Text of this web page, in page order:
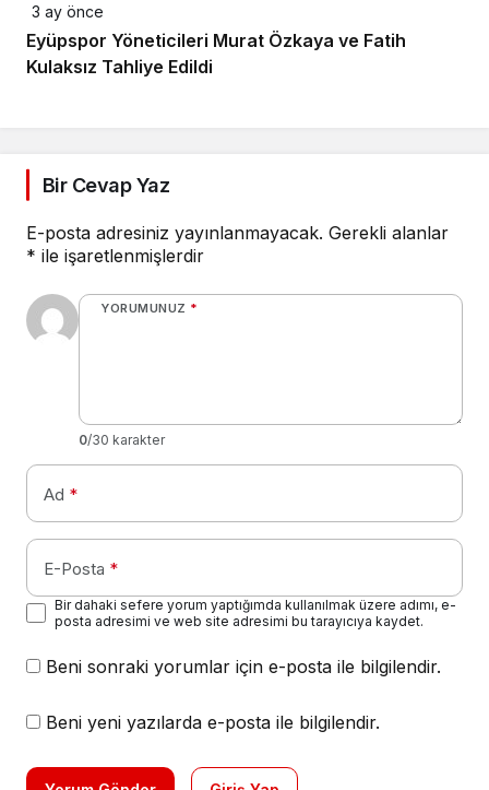
3 ay önce
Eyüpspor Yöneticileri Murat Özkaya ve Fatih
Kulaksız Tahliye Edildi
Bir Cevap Yaz
E-posta adresiniz yayınlanmayacak. Gerekli alanlar
* ile işaretlenmişlerdir
YORUMUNUZ *
0/30 karakter
Ad *
E-Posta *
Bir dahaki sefere yorum yaptığımda kullanılmak üzere adımı, e-
posta adresimi ve web site adresimi bu tarayıcıya kaydet.
Beni sonraki yorumlar için e-posta ile bilgilendir.
Beni yeni yazılarda e-posta ile bilgilendir.